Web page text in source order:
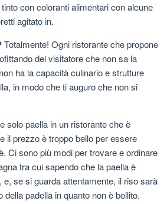
con coloranti alimentari con alcune
agitato in.
Totalmente! Ogni ristorante che propone
del visitatore che non sa la
ha la capacità culinario e strutture
in modo che ti auguro che non si
solo paella in un ristorante che è
il prezzo è troppo bello per essere
Ci sono più modi per trovare e ordinare
tra cui sapendo che la paella è
se si guarda attentamente, il riso sarà
padella in quanto non è bollito.